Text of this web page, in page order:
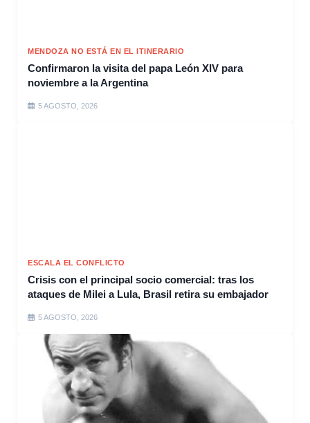
MENDOZA NO ESTÁ EN EL ITINERARIO
Confirmaron la visita del papa León XIV para
noviembre a la Argentina
5 AGOSTO, 2026
ESCALA EL CONFLICTO
Crisis con el principal socio comercial: tras los
ataques de Milei a Lula, Brasil retira su embajador
5 AGOSTO, 2026